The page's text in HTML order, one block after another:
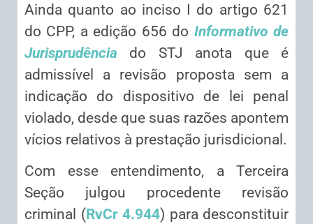
Ainda quanto ao inciso I do artigo 621
do CPP, a edição 656 do Informativo de
Jurisprudência
do STJ anota que é
admissível a revisão proposta sem a
indicação do dispositivo de lei penal
violado, desde que suas razões apontem
vícios relativos à prestação jurisdicional.
Com esse entendimento, a Terceira
Seção julgou procedente revisão
criminal (RvCr 4.944) para desconstituir